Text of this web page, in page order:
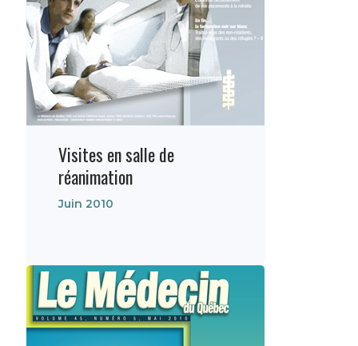
Visites en salle de
réanimation
Juin 2010